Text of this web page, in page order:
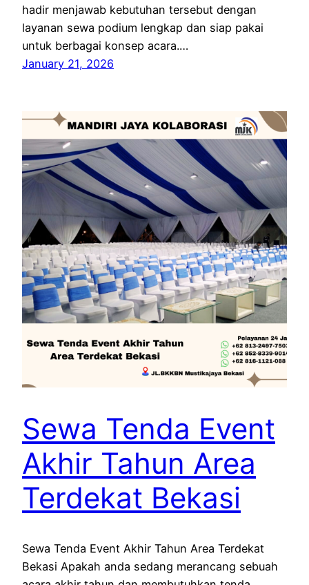
hadir menjawab kebutuhan tersebut dengan
layanan sewa podium lengkap dan siap pakai
untuk berbagai konsep acara.…
January 21, 2026
Sewa Tenda Event
Akhir Tahun Area
Terdekat Bekasi
Sewa Tenda Event Akhir Tahun Area Terdekat
Bekasi Apakah anda sedang merancang sebuah